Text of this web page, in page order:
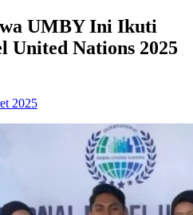
UMBY Ini Ikuti
Nations 2025
2025